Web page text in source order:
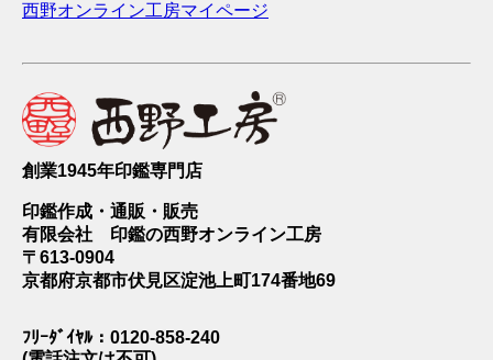
西野オンライン工房マイページ
創業1945年印鑑専門店
印鑑作成・通販・販売
有限会社 印鑑の西野オンライン工房
〒613-0904
京都府京都市伏見区淀池上町174番地69
ﾌﾘｰﾀﾞｲﾔﾙ：0120-858-240